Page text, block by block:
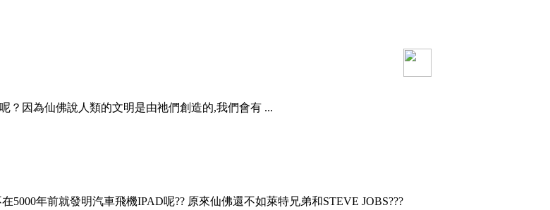
因為仙佛說人類的文明是由祂們創造的,我們會有 ...
年前就發明汽車飛機IPAD呢?? 原來仙佛還不如萊特兄弟和STEVE JOBS???